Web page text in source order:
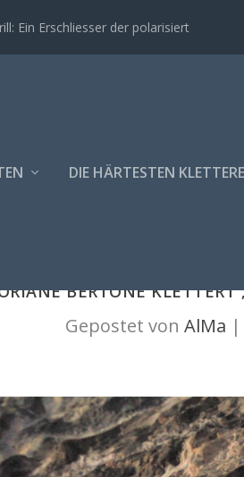
Ein Erschliesser der polarisiert
DIE HÄRTESTEN
BERTONE KLETTERT
Gepostet von AlMa |